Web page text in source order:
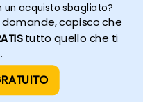
un acquisto sbagliato?
capisco che
tutto quello che ti